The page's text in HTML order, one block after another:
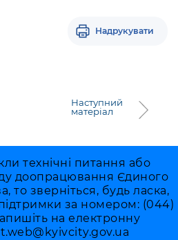
Надрукувати
Наступний
матеріал
технічні питання або
доопрацювання Єдиного
то зверніться, будь ласка,
за номером: (044)
на електронну